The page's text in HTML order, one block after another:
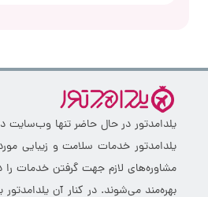
یلدامدتور در حال حاضر تنها وب‌سایت
یلدامدتور خدمات سلامت و زیبایی
مشاوره‌های لازم جهت گرفتن خدمات را
بهره‌مند می‌شوند. در کنار آن